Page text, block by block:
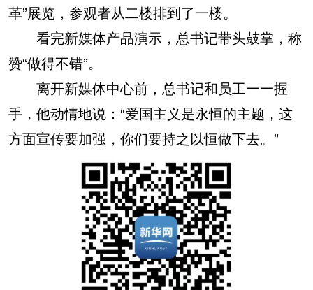
革”展览，参观者从二楼排到了一楼。
看完新媒体产品演示，总书记带头鼓掌，称
赞“做得不错”。
离开新媒体中心前，总书记和员工一一握
手，他动情地说：“爱国主义是永恒的主题，这
方面宣传要加强，你们要持之以恒做下去。”